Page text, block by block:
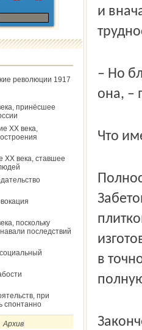
революции 1917
принёсшее
ХХ века,
ХХ века, ставшее
поскольку
последствий
при
спонтанно
Архив
и
– Но
она, –
Что
в